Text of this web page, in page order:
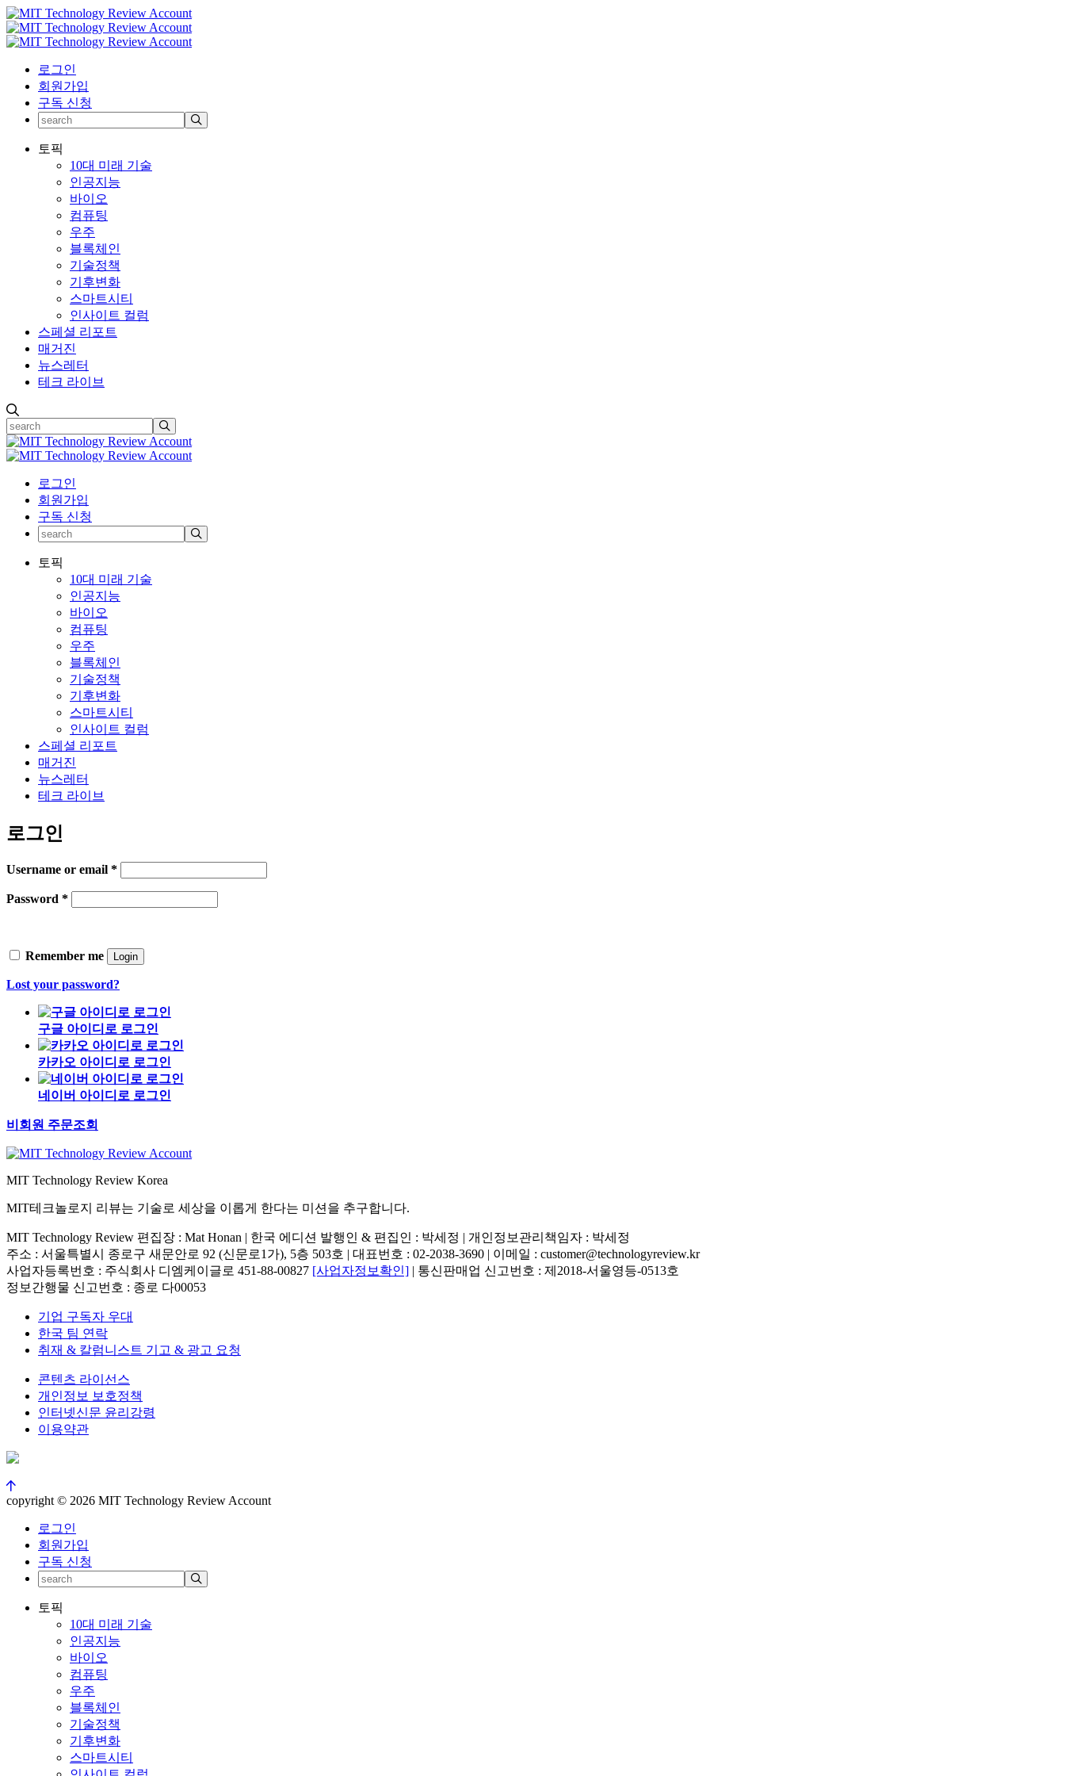
로그인
회원가입
구독 신청
토픽
10대 미래 기술
인공지능
바이오
컴퓨팅
우주
블록체인
기술정책
기후변화
스마트시티
인사이트 컬럼
스페셜 리포트
매거진
뉴스레터
테크 라이브
로그인
회원가입
구독 신청
토픽
10대 미래 기술
인공지능
바이오
컴퓨팅
우주
블록체인
기술정책
기후변화
스마트시티
인사이트 컬럼
스페셜 리포트
매거진
뉴스레터
테크 라이브
로그인
Username or email *
Password *
Remember me Login
Lost your password?
구글 아이디로 로그인
카카오 아이디로 로그인
네이버 아이디로 로그인
비회원 주문조회
MIT Technology Review Korea
MIT테크놀로지 리뷰는 기술로 세상을 이롭게 한다는 미션을 추구합니다.
MIT Technology Review 편집장 : Mat Honan | 한국 에디션 발행인 & 편집인 : 박세정 | 개인정보관리책임자 : 박세정
주소 : 서울특별시 종로구 새문안로 92 (신문로1가), 5층 503호 | 대표번호 : 02-2038-3690 | 이메일 : customer@technologyreview.kr
사업자등록번호 : 주식회사 디엠케이글로 451-88-00827 [사업자정보확인] | 통신판매업 신고번호 : 제2018-서울영등-0513호
정보간행물 신고번호 : 종로 다00053
기업 구독자 우대
한국 팀 연락
취재 & 칼럼니스트 기고 & 광고 요청
콘텐츠 라이선스
개인정보 보호정책
인터넷신문 윤리강령
이용약관
copyright © 2026 MIT Technology Review Account
로그인
회원가입
구독 신청
토픽
10대 미래 기술
인공지능
바이오
컴퓨팅
우주
블록체인
기술정책
기후변화
스마트시티